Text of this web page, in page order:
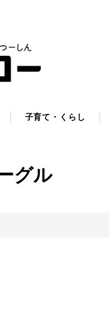
子育て・くらし
グル